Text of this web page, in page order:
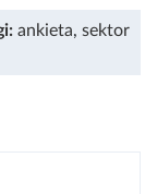
ankieta, sektor